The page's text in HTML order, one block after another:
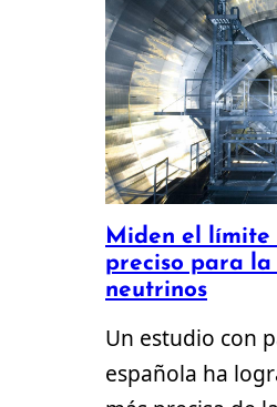
Miden el límite
preciso para la
neutrinos
Un estudio con
española ha